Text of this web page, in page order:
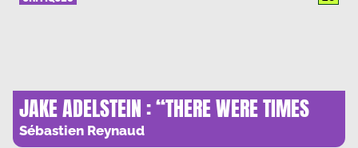
JAKE ADELSTEIN : “THERE WERE TIMES
WHEN I GENUINELY FEARED FOR MY LIFE”
Sébastien Reynaud